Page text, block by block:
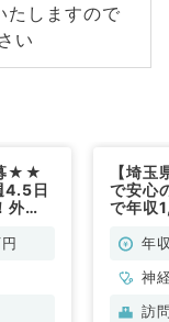
たしますので
い
★★
4.5日
外
器内
【埼
で安心
で年収
♪（内
年
神
科
訪